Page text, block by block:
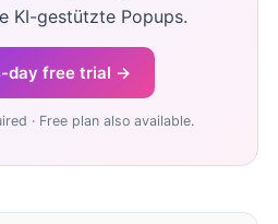
KI-gestützte Popups.
day free trial →
· Free plan also available.